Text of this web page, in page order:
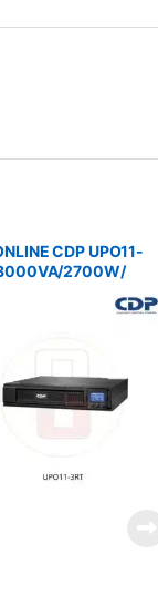
CDP UPO11-
2700W/